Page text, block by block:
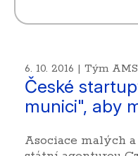
6. 10. 2016 | Tým
České
munici", aby
Asociace malých